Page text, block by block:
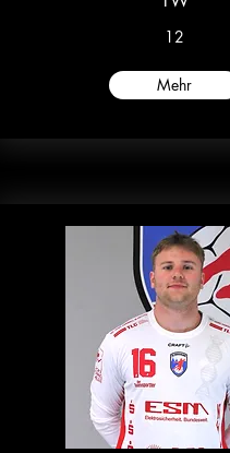
12
Mehr